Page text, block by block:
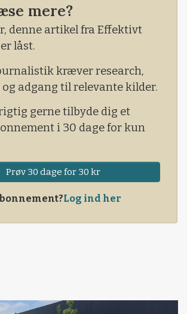
Kunderne vil opleve stor
samt uforlignelig
Sådan lyder det i en
mere?
denne artikel fra Effektivt
låst.
kræver research,
og adgang til relevante kilder.
gerne tilbyde dig et
i 30 dage for kun
Prøv 30 dage for 30 kr
Log ind her